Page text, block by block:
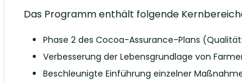
Das Programm enthält folgende
Phase 2 des Cocoa-Assurance-Plans
Verbesserung der Lebensgrundlage von
Beschleunigte Einführung einzelner